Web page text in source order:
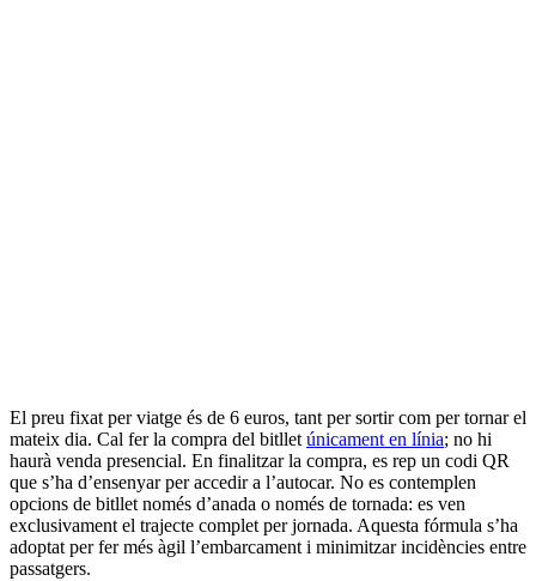
El preu fixat per viatge és de 6 euros, tant per sortir com per tornar el
mateix dia. Cal fer la compra del bitllet únicament en línia; no hi
haurà venda presencial. En finalitzar la compra, es rep un codi QR
que s’ha d’ensenyar per accedir a l’autocar. No es contemplen
opcions de bitllet només d’anada o només de tornada: es ven
exclusivament el trajecte complet per jornada. Aquesta fórmula s’ha
adoptat per fer més àgil l’embarcament i minimitzar incidències entre
passatgers.